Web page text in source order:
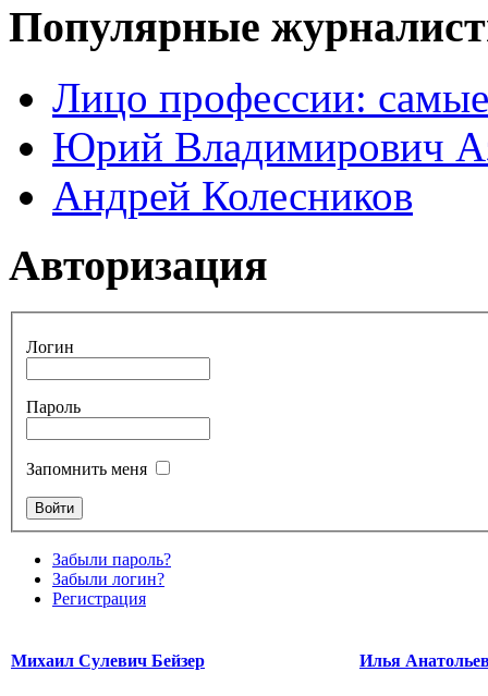
Популярные
Лицо профессии:
Юрий Владимирович
Андрей Колесников
Авторизация
Логин
Пароль
Запомнить меня
Забыли пароль?
Забыли логин?
Регистрация
Михаил Сулевич Бейзер Илья